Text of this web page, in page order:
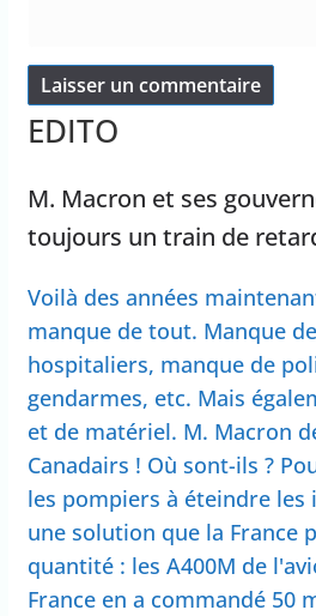
EDITO
M. Macron et ses
toujours un train de
Voilà des années
manque de tout. Manque
hospitaliers, manque de
gendarmes, etc. Mais
et de matériel. M. Macron
Canadairs ! Où sont-ils ?
les pompiers à éteindre les
une solution que la France
quantité : les A400M de
France en a commandé 50